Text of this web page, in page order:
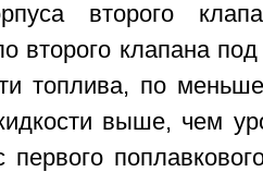
второго
второго клапана
топлива, по
выше, чем
первого